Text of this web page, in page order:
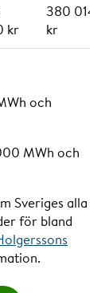
kr
380 014
kr
och
MWh och
Sveriges alla
för bland